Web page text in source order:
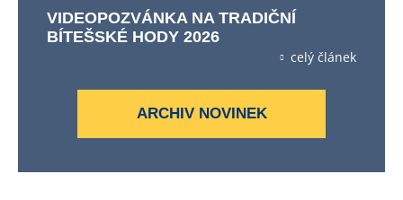
VIDEOPOZVÁNKA NA TRADIČNÍ
BÍTEŠSKÉ HODY 2026
celý článek
ARCHIV NOVINEK